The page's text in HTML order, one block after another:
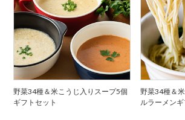
野菜34種＆米こうじ入りスープ5個
ギフトセット
野菜34種＆
ルラーメン